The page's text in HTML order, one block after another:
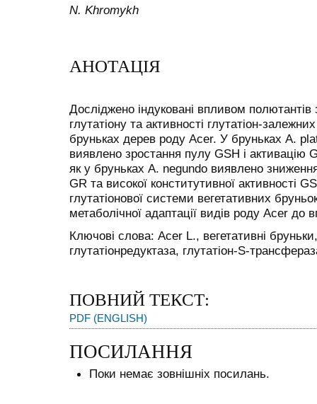
N. Khromykh
АНОТАЦІЯ
Досліджено індуковані впливом полютантів
глутатіону та активності глутатіон-
бруньках дерев роду Acer. У бруньках A.
виявлено зростання пулу GSH і активацію
як у бруньках A. negundo виявлено
GR та високої конститутивної активності
глутатіонової системи вегетативних
метаболічної адаптації видів роду Acer до
Ключові слова: Acer L., вегетативні
глутатіонредуктаза, глутатіон-S-
ПОВНИЙ ТЕКСТ:
PDF (ENGLISH)
ПОСИЛАННЯ
Поки немає зовнішніх посилань.